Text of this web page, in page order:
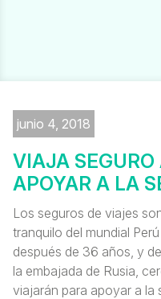
junio 4, 2018
VIAJA SEGURO
APOYAR A LA
Los seguros de viajes
tranquilo del mundial
después de 36 años, y
la embajada de Rusia,
viajarán para apoyar a la